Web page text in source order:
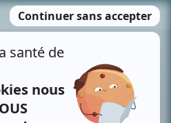
MENU